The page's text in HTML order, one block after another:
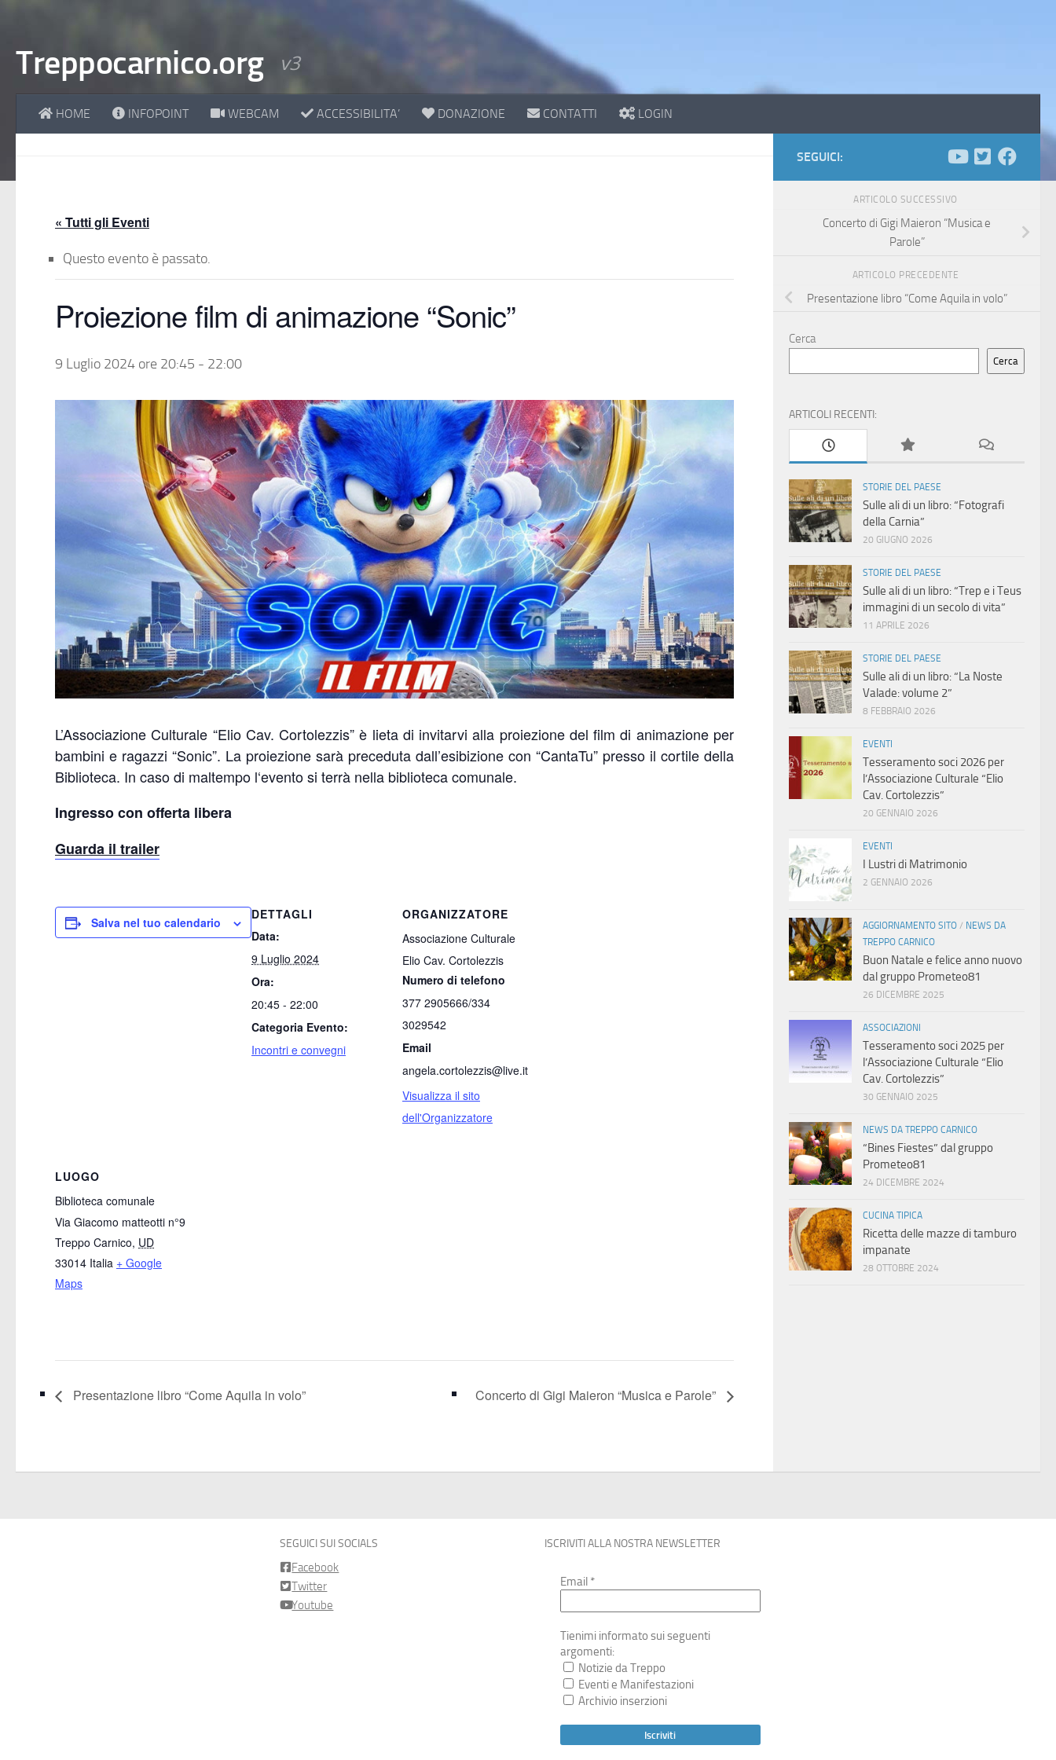
Treppocarnico.org v3
HOME INFOPOINT WEBCAM ACCESSIBILITA’ DONAZIONE CONTATTI LOGIN
« Tutti gli Eventi
Questo evento è passato.
Proiezione film di animazione “Sonic”
9 Luglio 2024 ore 20:45 - 22:00
L’Associazione Culturale “Elio Cav. Cortolezzis” è lieta di invitarvi alla proiezione del film di animazione per
bambini e ragazzi “Sonic”. La proiezione sarà preceduta dall’esibizione con “CantaTu” presso il cortile della
Biblioteca. In caso di maltempo l‘evento si terrà nella biblioteca comunale.
Ingresso con offerta libera
Guarda il trailer
Salva nel tuo calendario
DETTAGLI
Data:
9 Luglio 2024
Ora:
20:45 - 22:00
Categoria Evento:
Incontri e convegni
ORGANIZZATORE
Associazione Culturale
Elio Cav. Cortolezzis
Numero di telefono
377 2905666/334
3029542
Email
angela.cortolezzis@live.it
Visualizza il sito
dell'Organizzatore
LUOGO
Biblioteca comunale
Via Giacomo matteotti n°9
Treppo Carnico, UD
33014 Italia + Google
Maps
Presentazione libro “Come Aquila in volo” Concerto di Gigi Maieron “Musica e Parole”
SEGUICI:
ARTICOLO SUCCESSIVO
Concerto di Gigi Maieron “Musica e
Parole”
ARTICOLO PRECEDENTE
Presentazione libro “Come Aquila in volo”
Cerca
Cerca
ARTICOLI RECENTI:
STORIE DEL PAESE
Sulle ali di un libro: “Fotografi
della Carnia”
20 GIUGNO 2026
STORIE DEL PAESE
Sulle ali di un libro: “Trep e i Teus
immagini di un secolo di vita”
11 APRILE 2026
STORIE DEL PAESE
Sulle ali di un libro: “La Noste
Valade: volume 2”
8 FEBBRAIO 2026
EVENTI
Tesseramento soci 2026 per
l’Associazione Culturale “Elio
Cav. Cortolezzis”
20 GENNAIO 2026
EVENTI
I Lustri di Matrimonio
2 GENNAIO 2026
AGGIORNAMENTO SITO / NEWS DA
TREPPO CARNICO
Buon Natale e felice anno nuovo
dal gruppo Prometeo81
26 DICEMBRE 2025
ASSOCIAZIONI
Tesseramento soci 2025 per
l’Associazione Culturale “Elio
Cav. Cortolezzis”
30 GENNAIO 2025
NEWS DA TREPPO CARNICO
“Bines Fiestes” dal gruppo
Prometeo81
24 DICEMBRE 2024
CUCINA TIPICA
Ricetta delle mazze di tamburo
impanate
28 OTTOBRE 2024
SEGUICI SUI SOCIALS
Facebook
Twitter
Youtube
ISCRIVITI ALLA NOSTRA NEWSLETTER
Email *
Tienimi informato sui seguenti
argomenti:
Notizie da Treppo
Eventi e Manifestazioni
Archivio inserzioni